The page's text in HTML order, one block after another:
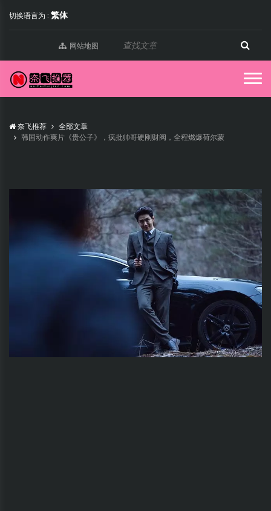
切换语言为 : 繁体
网站地图
奈飞推荐
全部文章
韩国动作爽片《贵公子》，疯批帅哥硬刚财阀，全程燃爆荷尔蒙